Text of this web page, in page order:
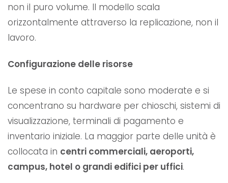
non il puro volume. Il modello scala
orizzontalmente attraverso la replicazione, non il
lavoro.
Configurazione delle risorse
Le spese in conto capitale sono moderate e si
concentrano su hardware per chioschi, sistemi di
visualizzazione, terminali di pagamento e
inventario iniziale. La maggior parte delle unità è
collocata in centri commerciali, aeroporti,
campus, hotel o grandi edifici per uffici.